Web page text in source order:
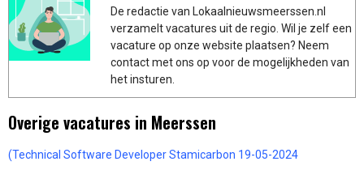
De redactie van Lokaalnieuwsmeerssen.nl
verzamelt vacatures uit de regio. Wil je zelf een
vacature op onze website plaatsen? Neem
contact met ons op voor de mogelijkheden van
het insturen.
Overige vacatures in Meerssen
(Technical Software Developer Stamicarbon 19-05-2024